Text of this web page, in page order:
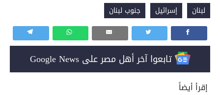
لبنان إسرائيل جنوب لبنان
تابعوا آخر أهل مصر على Google News
إقرأ أيضاً